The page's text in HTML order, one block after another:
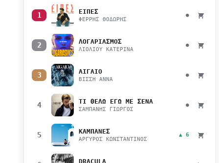
1 ΕΙΠΕΣ
ΦΕΡΡΗΣ ΘΟΔΩΡΗΣ
●
2 ΛΟΓΑΡΙΑΣΜΟΣ
ΛΙΟΛΙΟΥ ΚΑΤΕΡΙΝΑ
●
3 ΑΙΓΑΙΟ
ΒΙΣΣΗ ΑΝΝΑ
●
4 ΤΙ ΘΕΛΩ ΕΓΩ ΜΕ ΣΕΝΑ
ΣΑΜΠΑΝΗΣ ΓΙΩΡΓΟΣ
●
5 ΚΑΜΠΑΝΕΣ
ΑΡΓΥΡΟΣ ΚΩΝΣΤΑΝΤΙΝΟΣ
▲ 6
DRACULA